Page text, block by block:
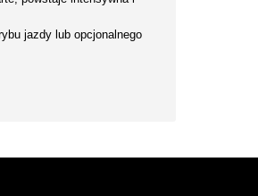
jazdy lub opcjonalnego